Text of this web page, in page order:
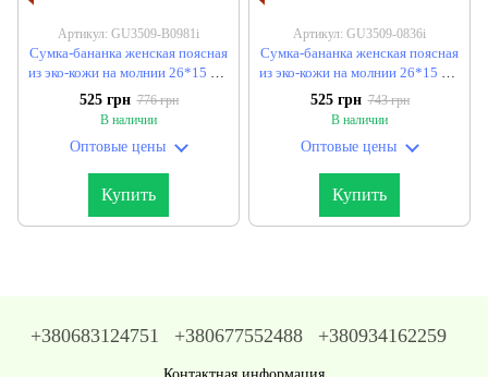
Артикул: GU3509-B0981i
Сумка-бананка женская поясная
из эко-кожи на молнии 26*15 см.
(5 цв.) "MARCO" от прямого
поставщика
525 грн 776 грн
В наличии
Оптовые цены
Купить
Артикул: GU3509-0836i
Сумка-бананка женская поясная
из эко-кожи на молнии 26*15 см.
(5 цв.) "MARCO" от прямого
поставщика
525 грн 743 грн
В наличии
Оптовые цены
Купить
+380683124751 +380677552488 +380934162259